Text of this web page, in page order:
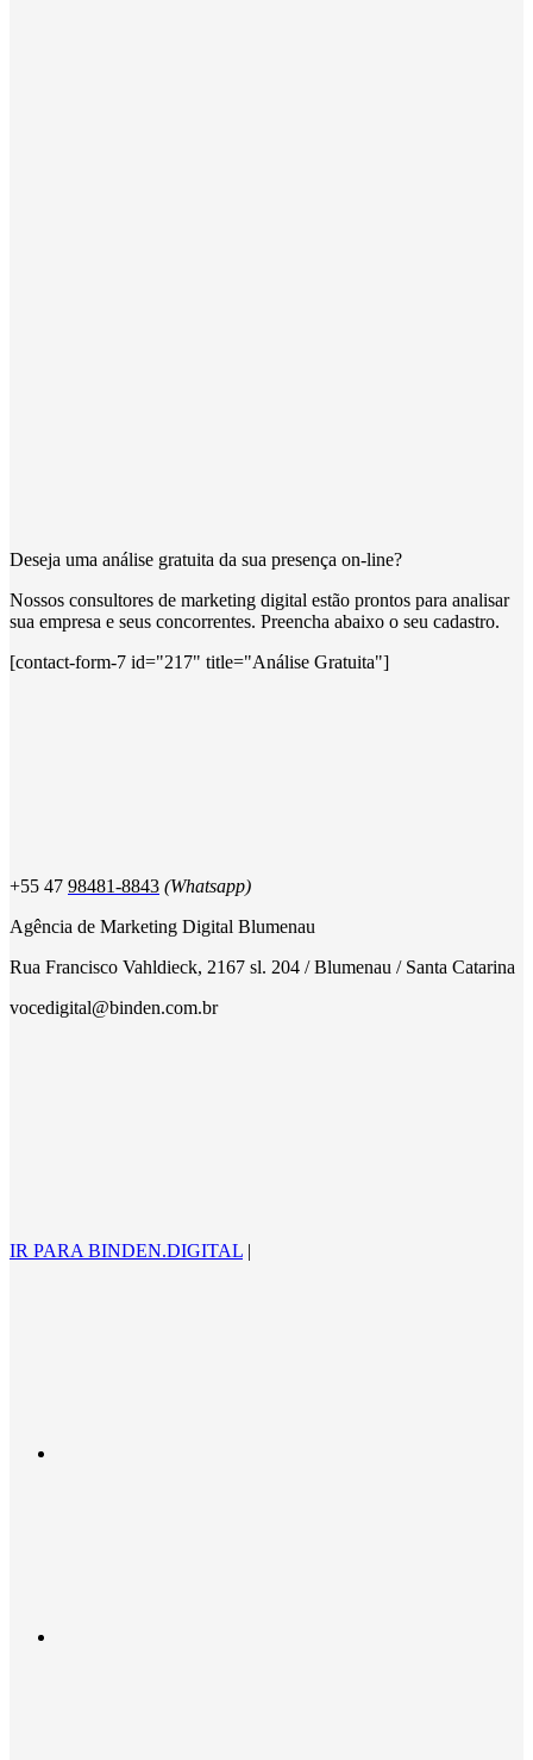
Deseja uma análise gratuita da sua presença on-line?
Nossos consultores de marketing digital estão prontos para analisar
sua empresa e seus concorrentes. Preencha abaixo o seu cadastro.
[contact-form-7 id="217" title="Análise Gratuita"]
+55 47 98481-8843 (Whatsapp)
Agência de Marketing Digital Blumenau
Rua Francisco Vahldieck, 2167 sl. 204 / Blumenau / Santa Catarina
vocedigital@binden.com.br
IR PARA BINDEN.DIGITAL |